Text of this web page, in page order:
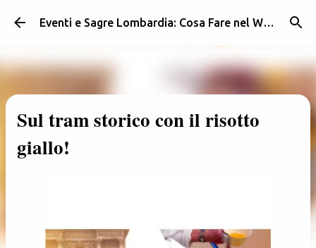
Passa ai contenuti principali Eventi e Sagre Lombardia: Cosa Fare nel Weekend | Weekendidea
Sul tram storico con il risotto
giallo!